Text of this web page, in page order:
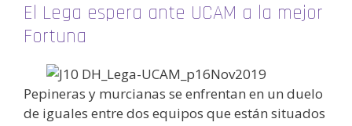
El Lega espera ante UCAM a la mejor
Fortuna
Pepineras y murcianas se enfrentan en un duelo
de iguales entre dos equipos que están situados